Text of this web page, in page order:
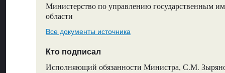
Министерство по управлению государственным
области
Все документы источника
Кто подписал
Исполняющий обязанности Министра, С.М.